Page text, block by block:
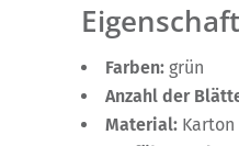
Farben: grün
Anzahl der
Material: Karton